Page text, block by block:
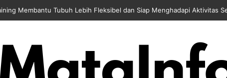
yang Membantu Menjaga Emotional Wellness dan Mengelola Perasaan